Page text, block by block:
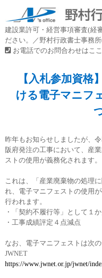
建設業許可・経営事項審査(経
ださい。／野村行政書士事務
お電話でのお問合わせはこ
【入札参加資格
ける電子マニフ
昨年もお知らせしましたが、
阪府発注の工事において、産
ストの使用が義務化されます。
これは、「産業廃棄物の処理
れ、電子マニフェストの使用
行われます。
・「契約不履行等」として１
・工事成績評定４点減点
なお、電子マニフェストは次
JWNET
https://www.jwnet.or.jp/jwnet/